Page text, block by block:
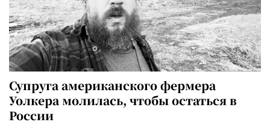
Супруга американского фермера
Уолкера молилась, чтобы остаться в
России